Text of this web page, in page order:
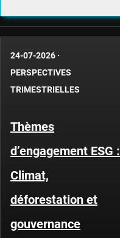
24-07-2026 ·
PERSPECTIVES
TRIMESTRIELLES
Thèmes
d’engagement ESG :
Climat,
déforestation et
gouvernance